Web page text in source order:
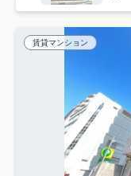
賃貸マンション